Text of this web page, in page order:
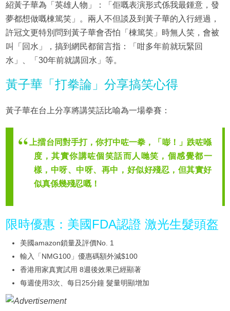
紹黃子華為「英雄人物」：「佢嘅表演形式係我最鍾意，發
夢都想做嘅棟篤笑」。兩人不但談及到黃子華的入行經過，
許冠文更特別問到黃子華會否怕「棟篤笑」時無人笑，會被
叫「回水」，搞到網民都留言指：「咁多年前就玩緊回
水」、「30年前就講回水」等。
黃子華「打拳論」分享搞笑心得
黃子華在台上分享將講笑話比喻為一場拳賽：
上擂台同對手打，你打中咗一拳，「嘭！」跌咗喺
度，其實你講咗個笑話而人哋笑，個感覺都一
樣，中呀、中呀、再中，好似好殘忍，但其實好
似真係幾殘忍嘅！
限時優惠：美國FDA認證 激光生髮頭盔
美國amazon鎖量及評價No. 1
輸入「NMG100」優惠碼額外減$100
香港用家真實試用 8週後效果已經顯著
每週使用3次、每日25分鐘 髮量明顯增加